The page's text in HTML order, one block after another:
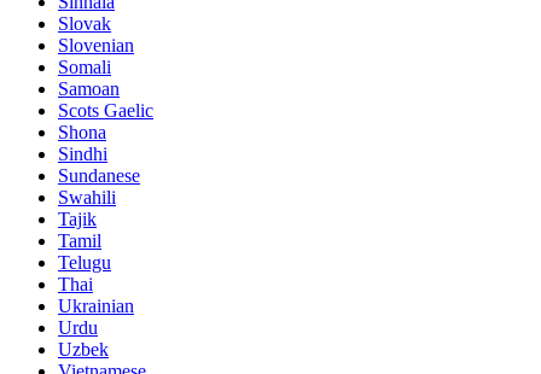
Slovak
Slovenian
Somali
Samoan
Scots Gaelic
Shona
Sindhi
Sundanese
Swahili
Tajik
Tamil
Telugu
Thai
Ukrainian
Urdu
Uzbek